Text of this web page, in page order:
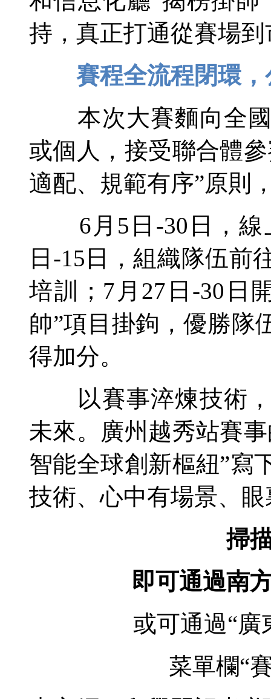
持，真正打通從賽場
賽程全流程閉環
本次大賽麵向全國
或個人，接受聯合體
適配、規範有序”原則
6月5日-30日，線
日-15日，組織隊伍前
培訓；7月27日-30日
帥”項目掛鉤，優勝隊
得加分。
以賽事淬煉技術，
未來。廣州越秀站賽
智能全球創新樞紐”寫
技術、心中有場景、
掃
即可通過南
或可通過“廣
菜單欄“